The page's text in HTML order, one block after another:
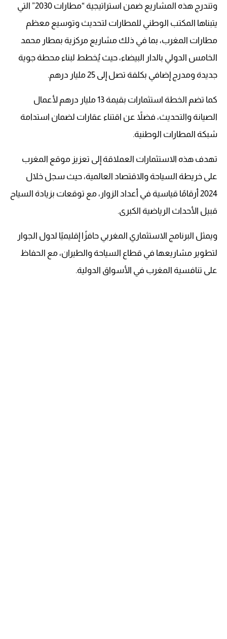
وتندرج هذه المشاريع ضمن استراتيجية “مطارات 2030” التي
يتبناها المكتب الوطني للمطارات لتحديث وتوسيع معظم
مطارات المغرب، بما في ذلك مشاريع مركزية بمطار محمد
الخامس الدولي بالدار البيضاء، حيث يُخطط لبناء محطة جوية
جديدة ومدرج إضافي بكلفة تصل إلى 25 مليار درهم.
كما تضم الخطة استثمارات بقيمة 13 مليار درهم لأعمال
الصيانة والتحديث، فضلاً عن اقتناء عقارات لضمان استدامة
شبكة المطارات الوطنية.
تهدف هذه الاستثمارات العملاقة إلى تعزيز موقع المغرب
على خريطة السياحة والاقتصاد العالمية، حيث سجل خلال
2024 أرقامًا قياسية في أعداد الزوار، مع توقعات بزيادة السياح
قبيل الأحداث الرياضية الكبرى.
ويمثل البرنامج الاستثماري المغربي حافزًا إقليميًا لدول الجوار
لتطوير مشاريعها في قطاع السياحة والطيران، مع الحفاظ
على تنافسية المغرب في الأسواق الدولية.